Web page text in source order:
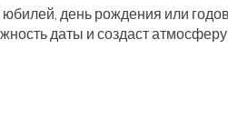
день рождения или
даты и создаст
или вечерний прием,